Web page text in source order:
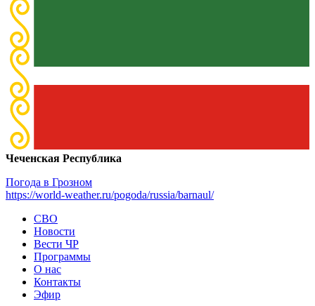
Чеченская Республика
Погода в Грозном
https://world-weather.ru/pogoda/russia/barnaul/
СВО
Новости
Вести ЧР
Программы
О нас
Контакты
Эфир